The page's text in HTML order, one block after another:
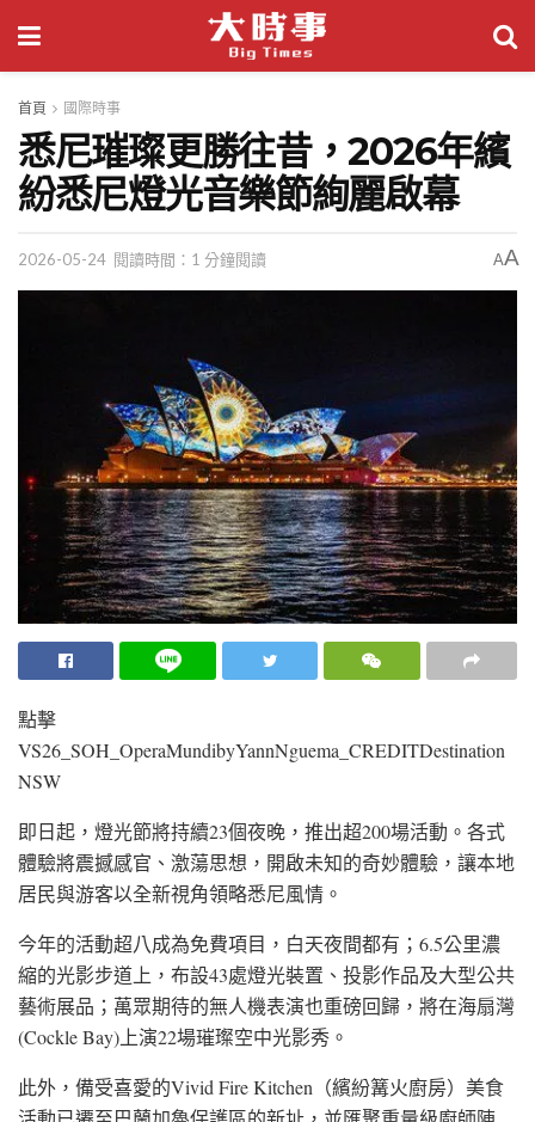
首頁 國際時事
悉尼璀璨更勝往昔，2026年繽
紛悉尼燈光音樂節絢麗啟幕
2026-05-24 閱讀時間：1 分鐘閱讀 AA
點擊
VS26_SOH_OperaMundibyYannNguema_CREDITDestination
NSW
即日起，燈光節將持續23個夜晚，推出超200場活動。各式
體驗將震撼感官、激蕩思想，開啟未知的奇妙體驗，讓本地
居民與游客以全新視角領略悉尼風情。
今年的活動超八成為免費項目，白天夜間都有；6.5公里濃
縮的光影步道上，布設43處燈光裝置、投影作品及大型公共
藝術展品；萬眾期待的無人機表演也重磅回歸，將在海扇灣
(Cockle Bay)上演22場璀璨空中光影秀。
此外，備受喜愛的Vivid Fire Kitchen（繽紛篝火廚房）美食